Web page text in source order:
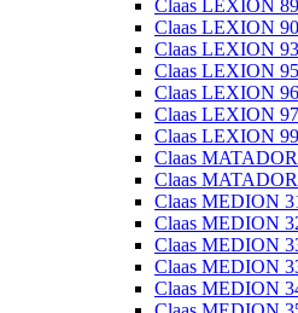
Claas LEXION
Claas LEXION
Claas LEXION
Claas LEXION
Claas LEXION
Claas LEXION
Claas LEXION
Claas
Claas
Claas MEDION
Claas MEDION
Claas MEDION
Claas MEDION
Claas MEDION